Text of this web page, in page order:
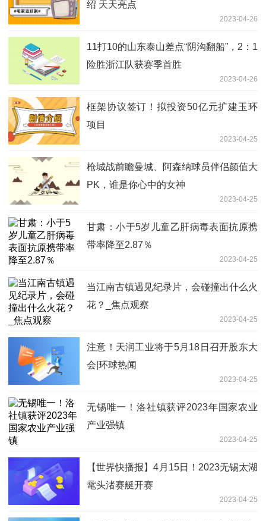
绍 天天亮点
2023-04-26
11打10的山东泰山差点“阴沟翻船”，2：1
险胜浙江队获赛季首胜
2023-04-26
框架协议签订！拟投资50亿元扩建玉环
项目
2023-04-25
枪城战前瞻曼城、阿森纳球员伴侣颜值大
PK，谁是你心中的女神
2023-04-25
甘肃：小于5岁儿童乙肝病毒表面抗原携
带率降至2.87％
2023-04-25
当江南古镇遇见纪录片，会碰撞出什么火
花？_焦点观察
2023-04-25
注意！天润工业将于5月18日召开股东大
会|环球热闻
2023-04-25
无锡唯一！洛社镇获评2023年国家农业
产业强镇
2023-04-25
【世界快播报】4月15日！2023无锡太湖
鼋头渚赛艇开赛
2023-04-25